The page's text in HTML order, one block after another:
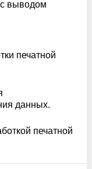
выводом
печатной
данных.
печатной